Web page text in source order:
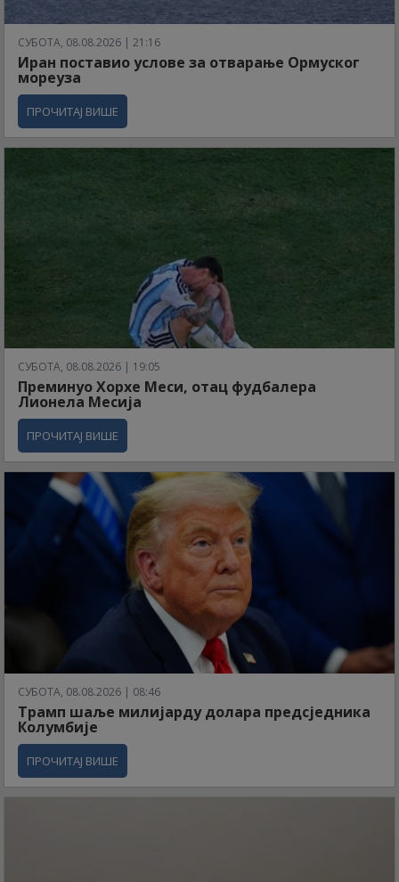
СУБОТА, 08.08.2026 | 21:16
Иран поставио услове за отварање Ормуског
мореуза
ПРОЧИТАЈ ВИШЕ
СУБОТА, 08.08.2026 | 19:05
Преминуо Хорхе Меси, отац фудбалера
Лионела Месија
ПРОЧИТАЈ ВИШЕ
СУБОТА, 08.08.2026 | 08:46
Трамп шаље милијарду долара предсједника
Колумбије
ПРОЧИТАЈ ВИШЕ